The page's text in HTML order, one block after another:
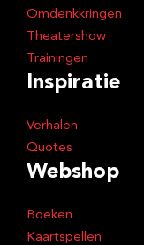
Omdenkkringen
Theatershow
Trainingen
Inspiratie
Verhalen
Quotes
Webshop
Boeken
Kaartspellen